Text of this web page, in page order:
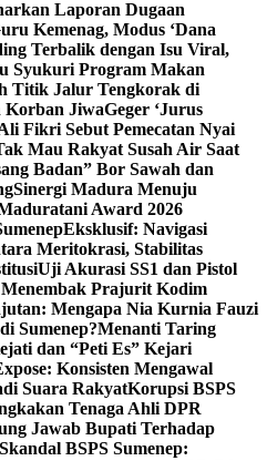
Laporan Dugaan
Kemenag, Modus ‘Dana
Terbalik dengan Isu Viral,
Syukuri Program Makan
Titik Jalur Tengkorak di
Korban JiwaGeger ‘Jurus
Fikri Sebut Pemecatan Nyai
Mau Rakyat Susah Air Saat
Badan” Bor Sawah dan
Sinergi Madura Menuju
Award 2026
Eksklusif: Navigasi
Meritokrasi, Stabilitas
Uji Akurasi SS1 dan Pistol
Prajurit Kodim
Mengapa Nia Kurnia Fauzi
Sumenep?Menanti Taring
dan “Peti Es” Kejari
Konsisten Mengawal
Suara RakyatKorupsi BSPS
Tenaga Ahli DPR
Jawab Bupati Terhadap
Skandal BSPS Sumenep: